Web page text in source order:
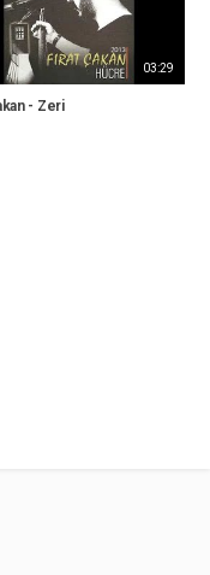
03:29
- Zeri